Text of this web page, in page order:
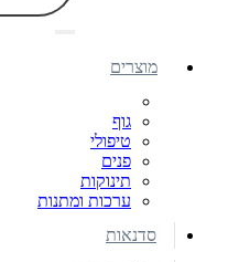
מוצרים
גוף
טיפולי
פנים
תינוקות
ערכות ומתנות
סדנאות